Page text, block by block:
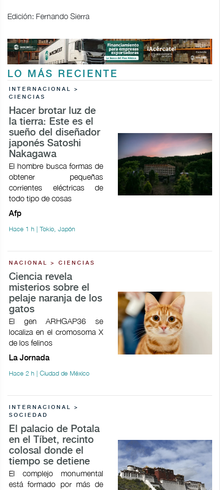
Edición: Fernando Sierra
LO MÁS RECIENTE
INTERNACIONAL >
CIENCIAS
Hacer brotar luz de
la tierra: Este es el
sueño del diseñador
japonés Satoshi
Nakagawa
El hombre busca formas de
obtener pequeñas
corrientes eléctricas de
todo tipo de cosas
Afp
Hace 1 h | Tokio, Japón
NACIONAL > CIENCIAS
Ciencia revela
misterios sobre el
pelaje naranja de los
gatos
El gen ARHGAP36 se
localiza en el cromosoma X
de los felinos
La Jornada
Hace 2 h | Ciudad de México
INTERNACIONAL >
SOCIEDAD
El palacio de Potala
en el Tíbet, recinto
colosal donde el
tiempo se detiene
El complejo monumental
está formado por más de